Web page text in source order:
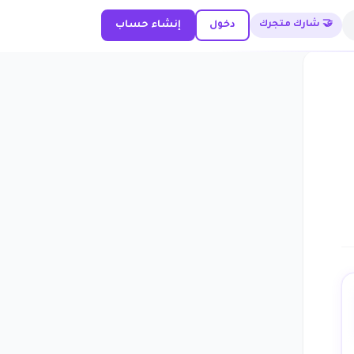
🤝 شارك متجرك دخول إنشاء حساب